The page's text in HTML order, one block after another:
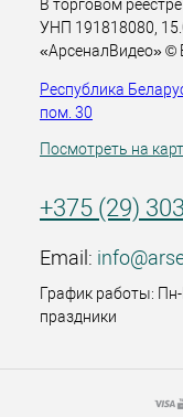
В торговом
УНП 191818080,
«АрсеналВидео» ©
Республика
пом. 30
Посмотреть на
+375 (29)
Email:
График работы:
праздники